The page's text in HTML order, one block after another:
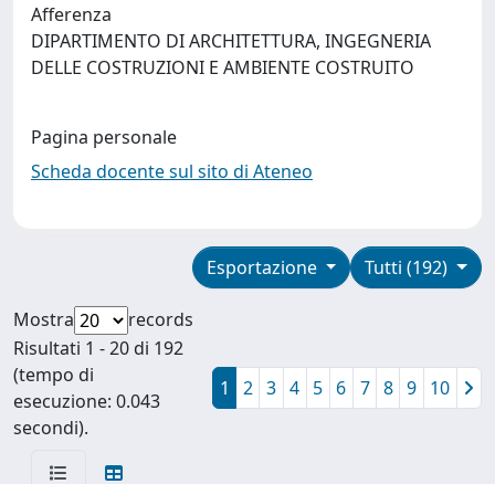
Afferenza
DIPARTIMENTO DI ARCHITETTURA, INGEGNERIA
DELLE COSTRUZIONI E AMBIENTE COSTRUITO
Pagina personale
Scheda docente sul sito di Ateneo
Tutti (192)
Esportazione
Mostra
records
Risultati 1 - 20 di 192
(tempo di
esecuzione: 0.043
secondi).
1 2 3 4 5 6 7 8 9 10